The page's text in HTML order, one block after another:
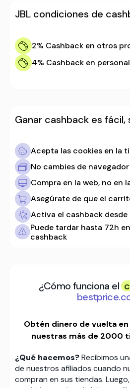
JBL condiciones de
2% Cashback en otros
4% Cashback en
Ganar cashback es fácil,
Acepta las cookies en la
No cambies de
Compra en la web, no en
Asegúrate de que el
Activa el cashback
Puede tardar hasta 72h
cashback
¿Cómo funciona el
Obtén dinero de vuelta
nuestras más de 2000
¿Qué hacemos?Recibimos
de nuestros afiliados cuando
compran en sus tiendas.